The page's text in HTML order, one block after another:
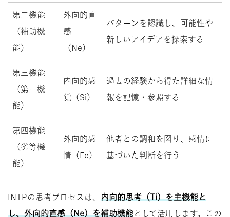
第二機能
（補助機
能）
外向的直
感
（Ne）
パターンを認識し、可能性や
新しいアイデアを探索する
第三機能
（第三機
能）
内向的感
覚（Si）
過去の経験から得た詳細な情
報を記憶・参照する
第四機能
（劣等機
能）
外向的感
情（Fe）
他者との調和を図り、感情に
基づいた判断を行う
INTPの思考プロセスは、 内向的思考（Ti）を主機能と
し、外向的直感（Ne）を補助機能として活用します。この